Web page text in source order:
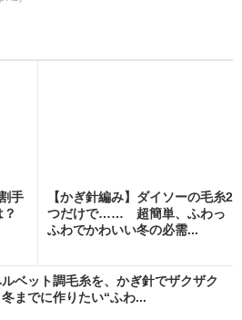
手
【かぎ針編み】ダイソーの毛糸2
つだけで…… 超簡単、ふわっ
ふわでかわいい冬の必需...
ベット調毛糸を、かぎ針でザクザク
でに作りたい“ふわ...